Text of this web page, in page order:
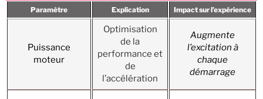
Paramètre Explication Impact sur l’expérience
Puissance
moteur
Optimisation
de la
performance et
de
l’accélération
Augmente
l’excitation à
chaque
démarrage